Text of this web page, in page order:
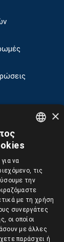
17, Καλλιθέα,
17.00)
×
να
τις
την
με τη χρήση
συνεργάτες
οι οποίοι
με άλλες
παράσχει ή